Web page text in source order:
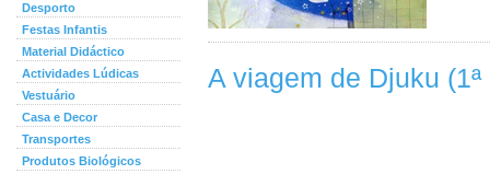
Desporto
Festas Infantis
Material Didáctico
Actividades Lúdicas
Vestuário
Casa e Decor
Transportes
Produtos Biológicos
A viagem de Djuku (1ª